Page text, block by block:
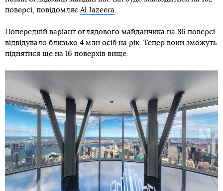
поверсі, повідомляєAl Jazeera.
Попередній варіант оглядового майданчика на 86 поверсі
відвідувало близько 4 млн осіб на рік. Тепер вони зможуть
піднятися ще на 16 поверхів вище.